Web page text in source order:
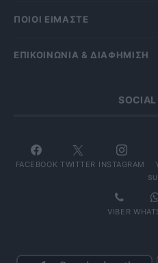
ΠΟΙΟΙ ΕΙΜΑΣΤΕ
ΕΠΙΚΟΙΝΩΝΙΑ & ΔΙΑΦΗΜΙΣΗ
FACEBOOK TWITTER INSTAGRAM
VIBER